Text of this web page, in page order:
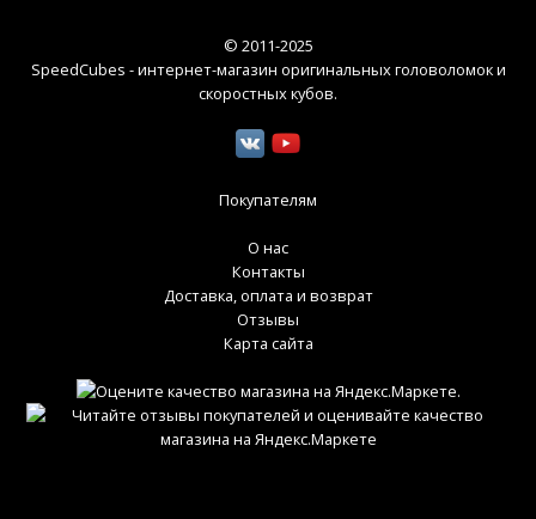
© 2011-2025
SpeedCubes - интернет-магазин оригинальных головоломок и
скоростных кубов.
Покупателям
О нас
Контакты
Доставка, оплата и возврат
Отзывы
Карта сайта